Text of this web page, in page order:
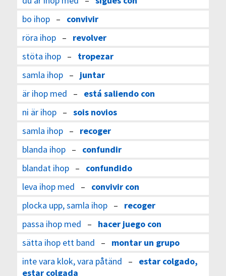
bo ihop– convivir
röra ihop– revolver
stöta ihop– tropezar
samla ihop– juntar
är ihop med – está saliendo con
ni är ihop– sois novios
samla ihop– recoger
blanda ihop– confundir
blandat ihop– confundido
leva ihop med – convivir con
plocka upp, samla ihop– recoger
passa ihop med – hacer juego con
sätta ihop ett band – montar un grupo
inte vara klok, vara påtänd – estar colgado,
estar colgada